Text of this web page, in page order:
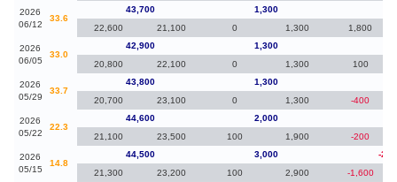
2026
06/12
33.6
43,700 1,300
22,600
21,100 0 1,300 1,800
2026
06/05
33.0
42,900 1,300
20,800
22,100 0 1,300 100
2026
05/29
33.7
43,800 1,300
20,700
23,100 0 1,300 -400
2026
05/22
22.3
44,600 2,000
21,100
23,500 100 1,900 -200
2026
05/15
14.8
44,500 3,000
-
21,300
23,200 100 2,900 -1,600